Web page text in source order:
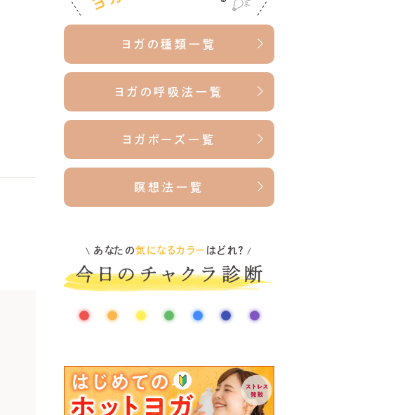
ヨガの種類一覧
ヨガの呼吸法一覧
ヨガポーズ一覧
瞑想法一覧
\あなたの気になるカラー はどれ？ /
● ● ● ● ● ● ●